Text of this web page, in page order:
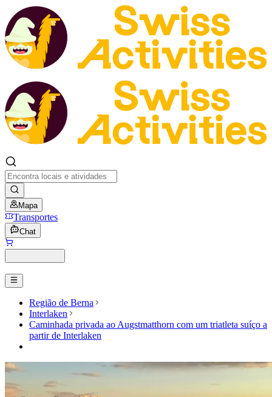
Mapa
Transportes
Chat
Região de Berna
Interlaken
Caminhada privada ao Augstmatthorn com um triatleta suíço a
partir de Interlaken